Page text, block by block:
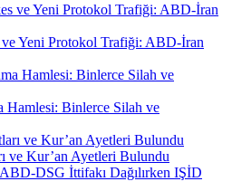
ve Yeni Protokol Trafiği: ABD-İran
Hamlesi: Binlerce Silah ve
ve Kur’an Ayetleri Bulundu